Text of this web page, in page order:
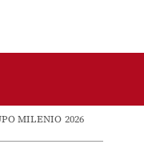
MILENIO 2026